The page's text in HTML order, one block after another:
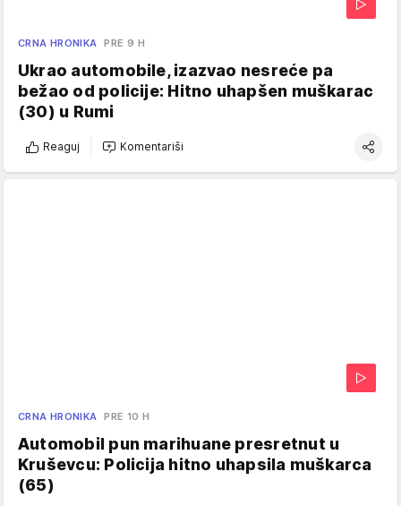
CRNA HRONIKA PRE 9 H
Ukrao automobile, izazvao nesreće pa
bežao od policije: Hitno uhapšen muškarac
(30) u Rumi
Reaguj Komentariši
CRNA HRONIKA PRE 10 H
Automobil pun marihuane presretnut u
Kruševcu: Policija hitno uhapsila muškarca
(65)